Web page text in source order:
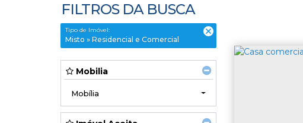
FILTROS DA BUSCA
Tipo de Imóvel:
Misto » Residencial e Comercial
Mobilia
Mobília